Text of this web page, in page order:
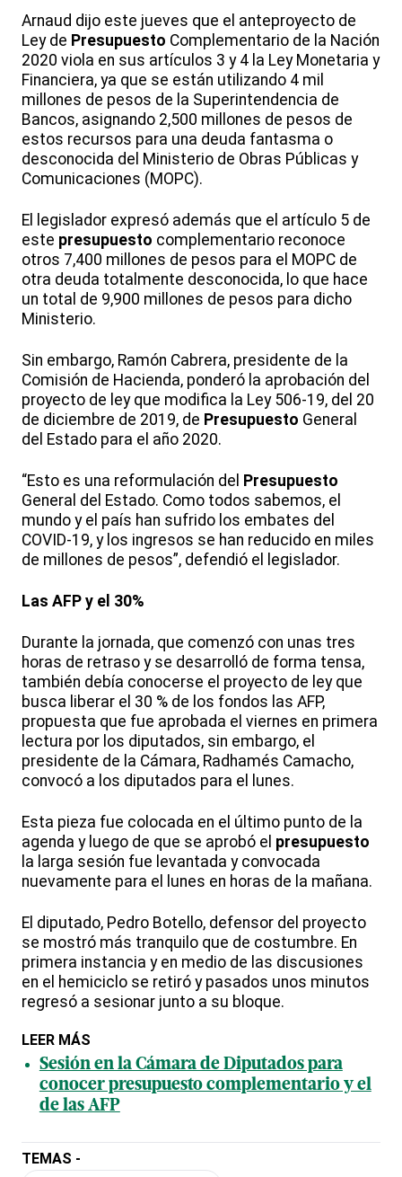
Arnaud dijo este jueves que el anteproyecto de
Ley de Presupuesto Complementario de la Nación
2020 viola en sus artículos 3 y 4 la Ley Monetaria y
Financiera, ya que se están utilizando 4 mil
millones de pesos de la Superintendencia de
Bancos, asignando 2,500 millones de pesos de
estos recursos para una deuda fantasma o
desconocida del Ministerio de Obras Públicas y
Comunicaciones (MOPC).
El legislador expresó además que el artículo 5 de
este presupuesto complementario reconoce
otros 7,400 millones de pesos para el MOPC de
otra deuda totalmente desconocida, lo que hace
un total de 9,900 millones de pesos para dicho
Ministerio.
Sin embargo, Ramón Cabrera, presidente de la
Comisión de Hacienda, ponderó la aprobación del
proyecto de ley que modifica la Ley 506-19, del 20
de diciembre de 2019, de Presupuesto General
del Estado para el año 2020.
“Esto es una reformulación del Presupuesto
General del Estado. Como todos sabemos, el
mundo y el país han sufrido los embates del
COVID-19, y los ingresos se han reducido en miles
de millones de pesos”, defendió el legislador.
Las AFP y el 30%
Durante la jornada, que comenzó con unas tres
horas de retraso y se desarrolló de forma tensa,
también debía conocerse el proyecto de ley que
busca liberar el 30 % de los fondos las AFP,
propuesta que fue aprobada el viernes en primera
lectura por los diputados, sin embargo, el
presidente de la Cámara, Radhamés Camacho,
convocó a los diputados para el lunes.
Esta pieza fue colocada en el último punto de la
agenda y luego de que se aprobó el presupuesto
la larga sesión fue levantada y convocada
nuevamente para el lunes en horas de la mañana.
El diputado, Pedro Botello, defensor del proyecto
se mostró más tranquilo que de costumbre. En
primera instancia y en medio de las discusiones
en el hemiciclo se retiró y pasados unos minutos
regresó a sesionar junto a su bloque.
LEER MÁS
Sesión en la Cámara de Diputados para
conocer presupuesto complementario y el
de las AFP
TEMAS -